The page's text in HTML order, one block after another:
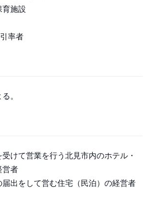
育施設
率者
。
受けて営業を行う北見市内のホテル・
営者
届出をして営む住宅（民泊）の経営者